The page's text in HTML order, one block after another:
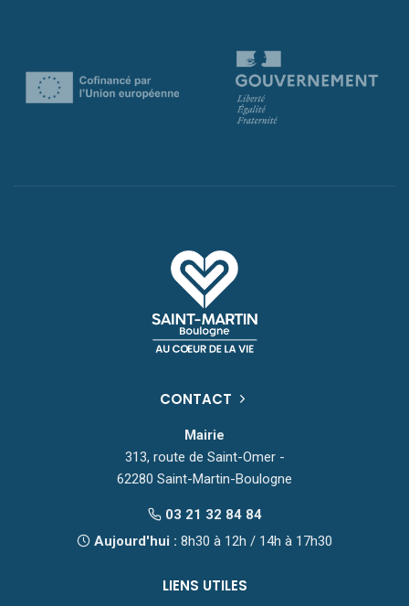
CONTACT
Mairie
313, route de Saint-Omer -
62280 Saint-Martin-Boulogne
03 21 32 84 84
Aujourd'hui : 8h30 à 12h / 14h à 17h30
LIENS UTILES